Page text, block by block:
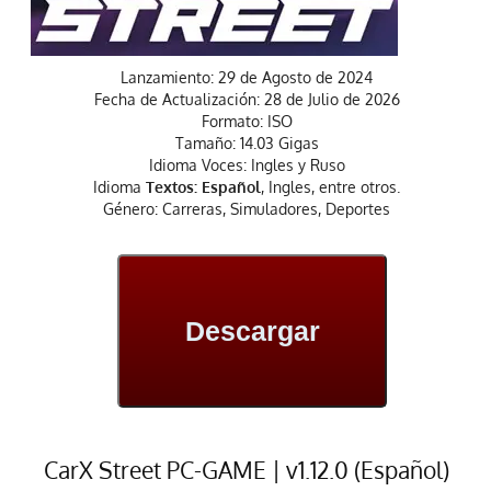
Lanzamiento: 29 de Agosto de 2024
Fecha de Actualización: 28 de Julio de 2026
Formato: ISO
Tamaño: 14.03 Gigas
Idioma Voces: Ingles y Ruso
IdiomaTextos: Español, Ingles, entre otros.
Género: Carreras, Simuladores, Deportes
Descargar
CarX Street PC-GAME | v1.12.0 (Español)